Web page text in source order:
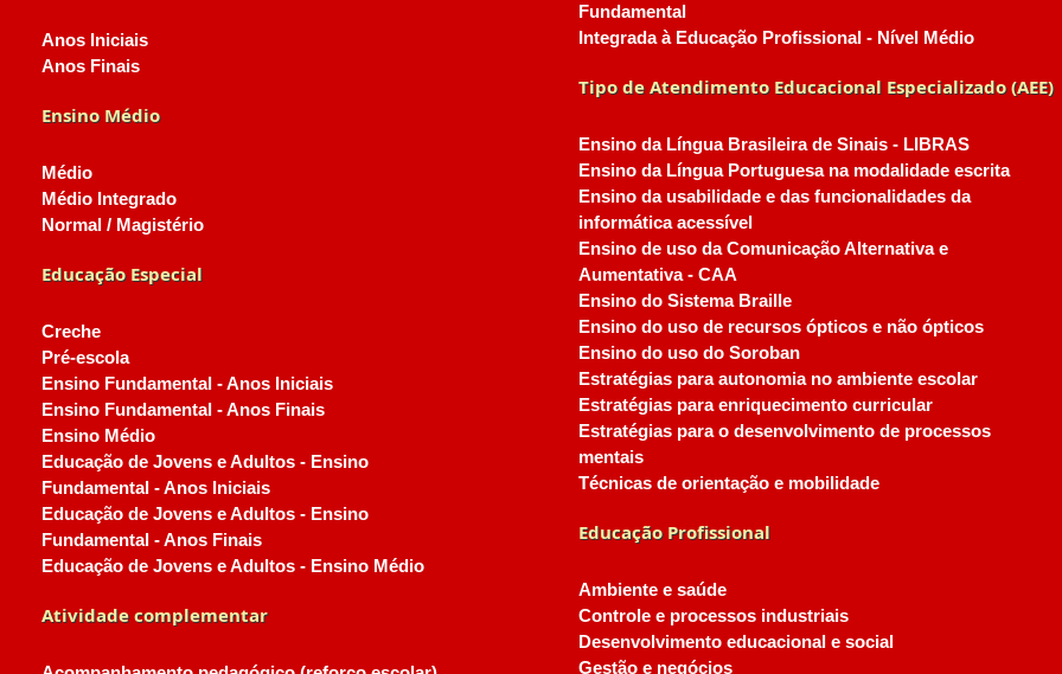
Anos Iniciais
Anos Finais
Ensino Médio
Médio
Médio Integrado
Normal / Magistério
Educação Especial
Creche
Pré-escola
Ensino Fundamental - Anos Iniciais
Ensino Fundamental - Anos Finais
Ensino Médio
Educação de Jovens e Adultos - Ensino
Fundamental - Anos Iniciais
Educação de Jovens e Adultos - Ensino
Fundamental - Anos Finais
Educação de Jovens e Adultos - Ensino Médio
Atividade complementar
Fundamental
Integrada à Educação Profissional - Nível Médio
Tipo de Atendimento Educacional Especializado (AEE)
Ensino da Língua Brasileira de Sinais - LIBRAS
Ensino da Língua Portuguesa na modalidade escrita
Ensino da usabilidade e das funcionalidades da
informática acessível
Ensino de uso da Comunicação Alternativa e
Aumentativa - CAA
Ensino do Sistema Braille
Ensino do uso de recursos ópticos e não ópticos
Ensino do uso do Soroban
Estratégias para autonomia no ambiente escolar
Estratégias para enriquecimento curricular
Estratégias para o desenvolvimento de processos
mentais
Técnicas de orientação e mobilidade
Educação Profissional
Ambiente e saúde
Controle e processos industriais
Desenvolvimento educacional e social
Gestão e negócios